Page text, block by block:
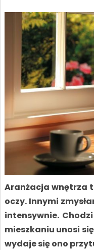
Aranżacja wnętrza
oczy. Innymi
intensywnie.
mieszkaniu unosi
wydaje się ono